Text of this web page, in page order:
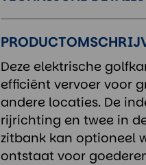
Deze elektrische
efficiënt vervoer voor
andere locaties. De
rijrichting en twee in
zitbank kan optioneel
ontstaat voor